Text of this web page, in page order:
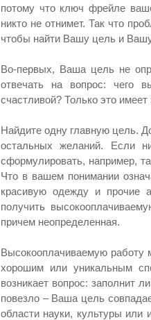
потому что ключ фрейле
никто не отнимет. Так что
чтобы найти Вашу цель и
Во-первых, Ваша цель не
отвечать на вопрос: чего
счастливой? Только это
Найдите одну главную цель.
остальных желаний. Если
сформулировать, например,
Что в вашем понимании
красивую одежду и прочие
получить
причем неопределенная.
Высокооплачиваемую работу
хорошим или уникальным
возникает вопрос: заполнит
повезло – Ваша цель
области науки, культуры